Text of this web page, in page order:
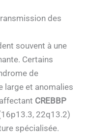
des
souvent à une
Certains
de
large et anomalies
CREBBP
22q13.2)
spécialisée.